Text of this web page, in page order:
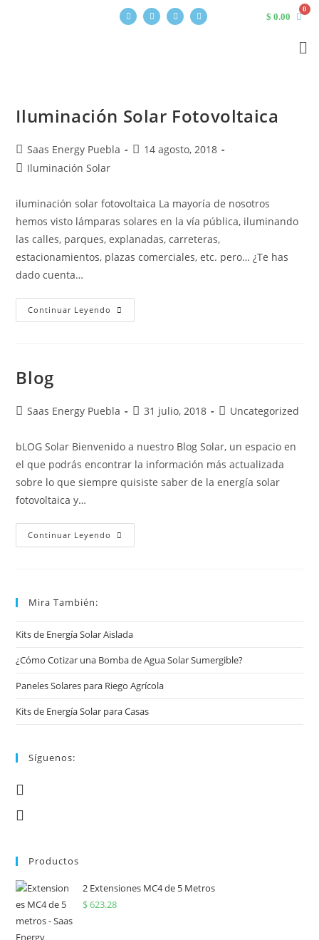
$ 0.00
Iluminación Solar Fotovoltaica
Saas Energy Puebla
14 agosto, 2018
Iluminación Solar
iluminación solar fotovoltaica La mayoría de nosotros
hemos visto lámparas solares en la vía pública, iluminando
las calles, parques, explanadas, carreteras,
estacionamientos, plazas comerciales, etc. pero… ¿Te has
dado cuenta…
Continuar Leyendo
Blog
Saas Energy Puebla 31 julio, 2018 Uncategorized
bLOG Solar Bienvenido a nuestro Blog Solar, un espacio en
el que podrás encontrar la información más actualizada
sobre lo que siempre quisiste saber de la energía solar
fotovoltaica y…
Continuar Leyendo
Mira También:
Kits de Energía Solar Aislada
¿Cómo Cotizar una Bomba de Agua Solar Sumergible?
Paneles Solares para Riego Agrícola
Kits de Energía Solar para Casas
Síguenos:
Productos
2 Extensiones MC4 de 5 Metros
$623.28